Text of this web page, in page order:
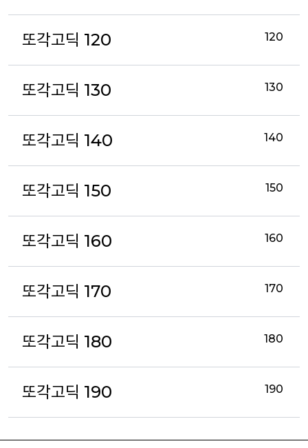
또각고딕 120 120
또각고딕 130 130
또각고딕 140 140
또각고딕 150 150
또각고딕 160 160
또각고딕 170 170
또각고딕 180 180
또각고딕 190 190